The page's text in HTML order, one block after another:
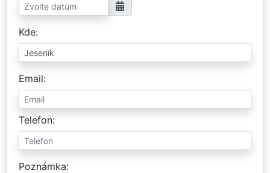
Kde
Email
Telefon
Poznámka